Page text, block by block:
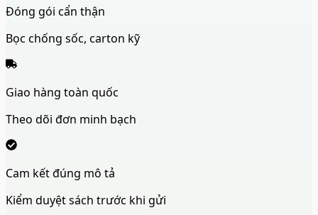
Đóng gói cẩn thận
Bọc chống sốc, carton kỹ
Giao hàng toàn quốc
Theo dõi đơn minh bạch
Cam kết đúng mô tả
Kiểm duyệt sách trước khi gửi